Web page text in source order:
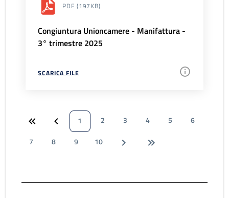
PDF (197KB)
Congiuntura Unioncamere - Manifattura -
3° trimestre 2025
SCARICA FILE
1 2 3 4 5
6
7
8 9 10